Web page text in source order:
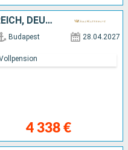
UNGARN, SLOWAKEI, ÖSTERREICH, DEUTSCHLAND
Budapest 28.04.2027
4 338 €